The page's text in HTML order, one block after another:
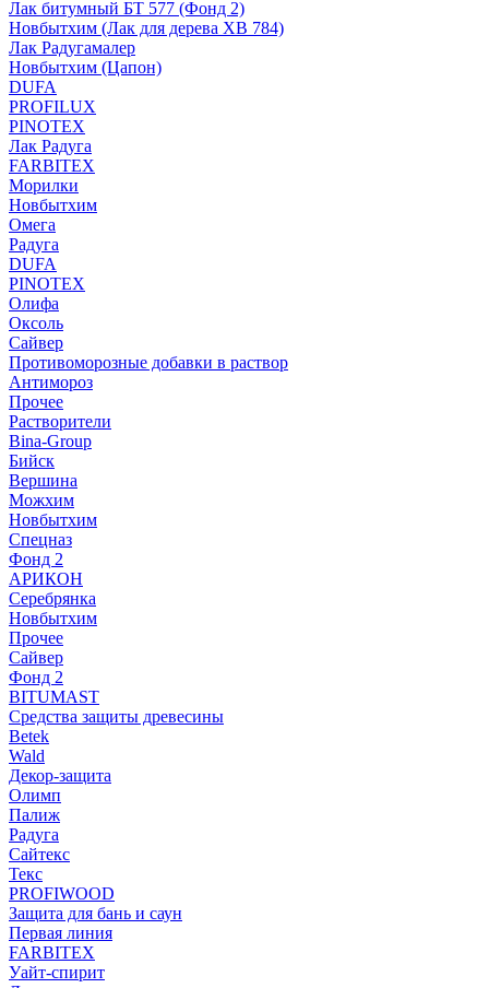
Лак битумный БТ 577 (Фонд 2)
Новбытхим (Лак для дерева ХВ 784)
Лак Радугамалер
Новбытхим (Цапон)
DUFA
PROFILUX
PINOTEX
Лак Радуга
FARBITEX
Морилки
Новбытхим
Омега
Радуга
DUFA
PINOTEX
Олифа
Оксоль
Сайвер
Противоморозные добавки в раствор
Антимороз
Прочее
Растворители
Bina-Group
Бийск
Вершина
Можхим
Новбытхим
Спецназ
Фонд 2
АРИКОН
Серебрянка
Новбытхим
Прочее
Сайвер
Фонд 2
BITUMAST
Средства защиты древесины
Betek
Wald
Декор-защита
Олимп
Палиж
Радуга
Сайтекс
Текс
PROFIWOOD
Защита для бань и саун
Первая линия
FARBITEX
Уайт-спирит